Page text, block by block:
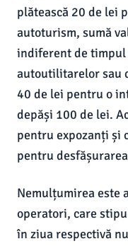
plătească 20 de lei
autoturism, sumă
indiferent de timpul
autoutilitarelor sau
40 de lei pentru o
depăși 100 de lei.
pentru expozanți și
pentru
Nemulțumirea este
operatori, care
în ziua respectivă